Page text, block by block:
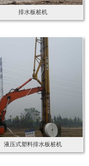
排水板桩机
液压式塑料排水板桩机